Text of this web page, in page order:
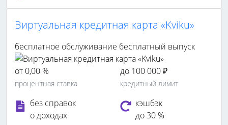
Виртуальная кредитная карта «Kviku»
бесплатное обслуживание бесплатный выпуск
от 0,00 %
процентная ставка
до 100 000 ₽
кредитный лимит
без справок
о доходах
кэшбэк
до 30 %